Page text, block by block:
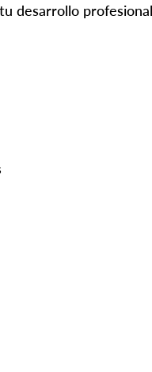
desarrollo profesional